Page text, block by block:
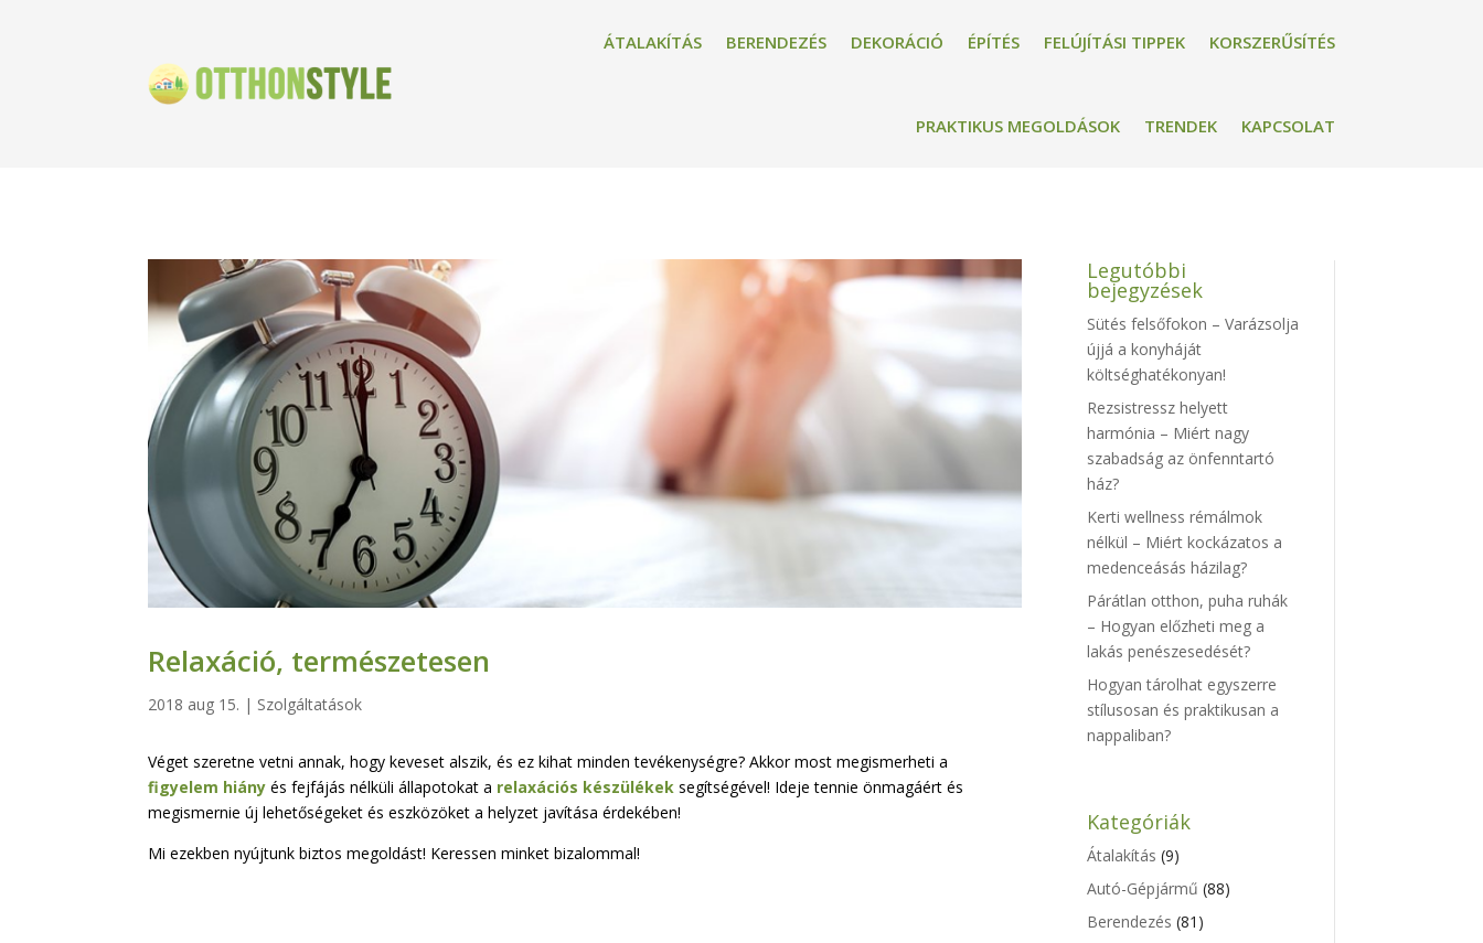
ÁTALAKÍTÁS BERENDEZÉS DEKORÁCIÓ ÉPÍTÉS FELÚJÍTÁSI TIPPEK KORSZERŰSÍTÉS
PRAKTIKUS MEGOLDÁSOK TRENDEK KAPCSOLAT
Relaxáció, természetesen
2018 aug 15. | Szolgáltatások
Véget szeretne vetni annak, hogy keveset alszik, és ez kihat minden tevékenységre? Akkor most megismerheti a
figyelem hiány és fejfájás nélküli állapotokat a relaxációs készülékeksegítségével! Ideje tennie önmagáért és
megismernie új lehetőségeket és eszközöket a helyzet javítása érdekében!
Mi ezekben nyújtunk biztos megoldást! Keressen minket bizalommal!
Legutóbbi
bejegyzések
Sütés felsőfokon – Varázsolja
újjá a konyháját
költséghatékonyan!
Rezsistressz helyett
harmónia – Miért nagy
szabadság az önfenntartó
ház?
Kerti wellness rémálmok
nélkül – Miért kockázatos a
medenceásás házilag?
Párátlan otthon, puha ruhák
– Hogyan előzheti meg a
lakás penészesedését?
Hogyan tárolhat egyszerre
stílusosan és praktikusan a
nappaliban?
Kategóriák
Átalakítás (9)
Autó-Gépjármű (88)
Berendezés (81)